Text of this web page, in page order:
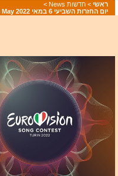
ראשי > חדשות News
>
יום החזרות השביעי 6 במאי 2022 The seventh rehearsal day 6 May